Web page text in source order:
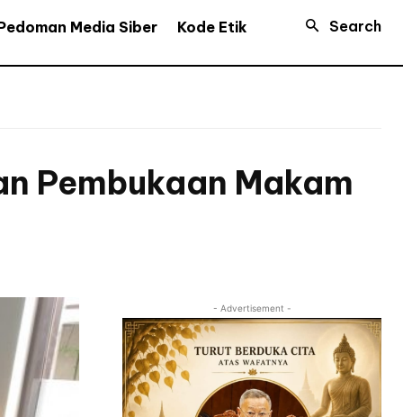
Media Siber Kode Etik Search
Pembukaan Makam
- Advertisement -